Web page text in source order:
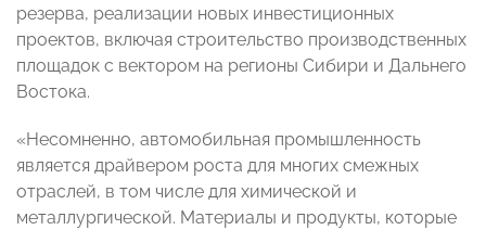
резерва, реализации новых инвестиционных
проектов, включая строительство производственных
площадок с вектором на регионы Сибири и Дальнего
Востока.
«Несомненно, автомобильная промышленность
является драйвером роста для многих смежных
отраслей, в том числе для химической и
металлургической. Материалы и продукты, которые